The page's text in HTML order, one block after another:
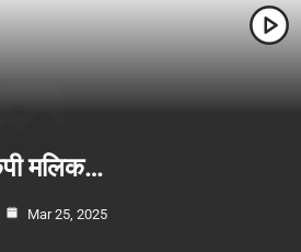
मलिक…
Mar 25, 2025